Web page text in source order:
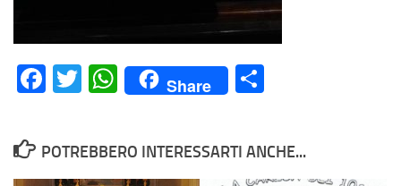
Facebook
Twitter
WhatsApp
Share
POTREBBERO INTERESSARTI ANCHE...